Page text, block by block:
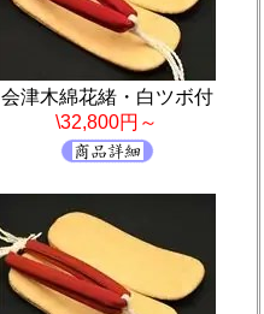
会津木綿花緒・白ツボ付
\32,800円～